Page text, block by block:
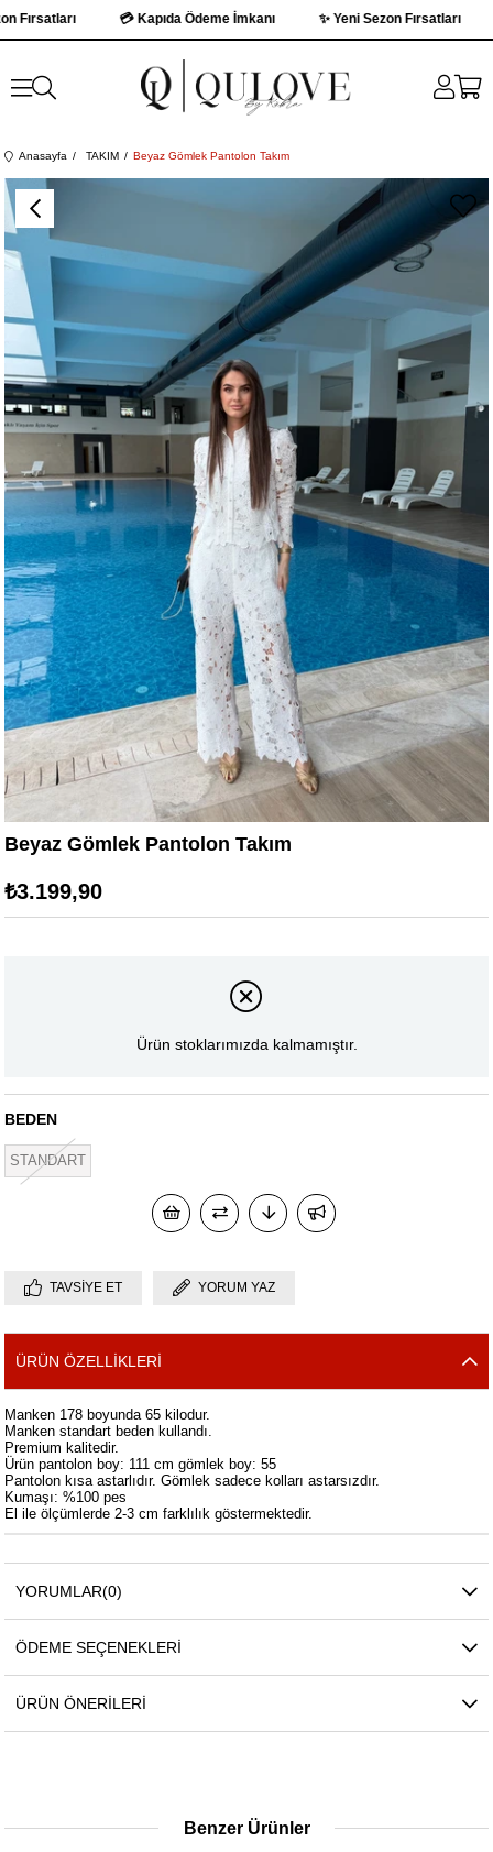
💳 Kapıda Ödeme İmkanı ✨ Yeni Sezon Fırsatları
Anasayfa TAKIM Beyaz Gömlek Pantolon Takım
Beyaz Gömlek Pantolon Takım
₺3.199,90
Ürün stoklarımızda kalmamıştır.
BEDEN
STANDART
TAVSIYE ET YORUM YAZ
ÜRÜN ÖZELLIKLERI
Manken 178 boyunda 65 kilodur.
Manken standart beden kullandı.
Premium kalitedir.
Ürün pantolon boy: 111 cm gömlek boy: 55
Pantolon kısa astarlıdır. Gömlek sadece kolları astarsızdır.
Kumaşı: %100 pes
El ile ölçümlerde 2-3 cm farklılık göstermektedir.
YORUMLAR(0)
ÖDEME SEÇENEKLERI
ÜRÜN ÖNERILERI
Benzer Ürünler